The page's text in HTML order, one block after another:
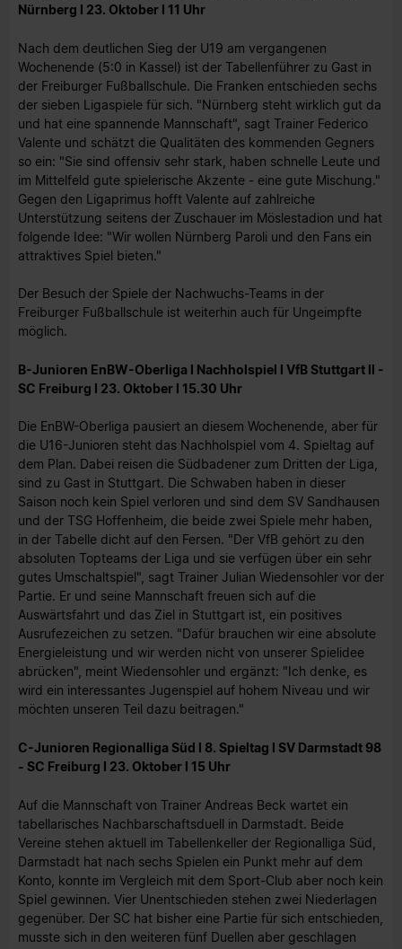
Nürnberg I 23. Oktober I 11 Uhr
Nach dem deutlichen Sieg der U19 am vergangenen
Wochenende (5:0 in Kassel) ist der Tabellenführer zu Gast in
der Freiburger Fußballschule. Die Franken entschieden sechs
der sieben Ligaspiele für sich. "Nürnberg steht wirklich gut da
und hat eine spannende Mannschaft", sagt Trainer Federico
Valente und schätzt die Qualitäten des kommenden Gegners
so ein: "Sie sind offensiv sehr stark, haben schnelle Leute und
im Mittelfeld gute spielerische Akzente - eine gute Mischung."
Gegen den Ligaprimus hofft Valente auf zahlreiche
Unterstützung seitens der Zuschauer im Möslestadion und hat
folgende Idee: "Wir wollen Nürnberg Paroli und den Fans ein
attraktives Spiel bieten."
Der Besuch der Spiele der Nachwuchs-Teams in der
Freiburger Fußballschule ist weiterhin auch für Ungeimpfte
möglich.
B-Junioren EnBW-Oberliga I Nachholspiel I VfB Stuttgart II -
SC Freiburg I 23. Oktober I 15.30 Uhr
Die EnBW-Oberliga pausiert an diesem Wochenende, aber für
die U16-Junioren steht das Nachholspiel vom 4. Spieltag auf
dem Plan. Dabei reisen die Südbadener zum Dritten der Liga,
sind zu Gast in Stuttgart. Die Schwaben haben in dieser
Saison noch kein Spiel verloren und sind dem SV Sandhausen
und der TSG Hoffenheim, die beide zwei Spiele mehr haben,
in der Tabelle dicht auf den Fersen. "Der VfB gehört zu den
absoluten Topteams der Liga und sie verfügen über ein sehr
gutes Umschaltspiel", sagt Trainer Julian Wiedensohler vor der
Partie. Er und seine Mannschaft freuen sich auf die
Auswärtsfahrt und das Ziel in Stuttgart ist, ein positives
Ausrufezeichen zu setzen. "Dafür brauchen wir eine absolute
Energieleistung und wir werden nicht von unserer Spielidee
abrücken", meint Wiedensohler und ergänzt: "Ich denke, es
wird ein interessantes Jugenspiel auf hohem Niveau und wir
möchten unseren Teil dazu beitragen."
C-Junioren Regionalliga Süd I 8. Spieltag I SV Darmstadt 98
- SC Freiburg I 23. Oktober I 15 Uhr
Auf die Mannschaft von Trainer Andreas Beck wartet ein
tabellarisches Nachbarschaftsduell in Darmstadt. Beide
Vereine stehen aktuell im Tabellenkeller der Regionalliga Süd,
Darmstadt hat nach sechs Spielen ein Punkt mehr auf dem
Konto, konnte im Vergleich mit dem Sport-Club aber noch kein
Spiel gewinnen. Vier Unentschieden stehen zwei Niederlagen
gegenüber. Der SC hat bisher eine Partie für sich entschieden,
musste sich in den weiteren fünf Duellen aber geschlagen